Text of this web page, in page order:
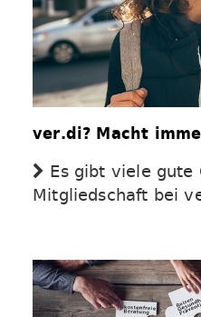
ver.di? Macht
Es gibt viele gute
Mitgliedschaft bei